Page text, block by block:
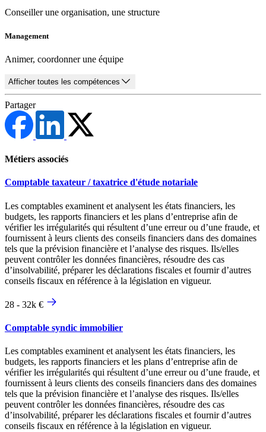
Conseiller une organisation, une structure
Management
Animer, coordonner une équipe
Afficher toutes les compétences
Partager
Métiers associés
Comptable taxateur / taxatrice d'étude notariale
Les comptables examinent et analysent les états financiers, les
budgets, les rapports financiers et les plans d’entreprise afin de
vérifier les irrégularités qui résultent d’une erreur ou d’une fraude, et
fournissent à leurs clients des conseils financiers dans des domaines
tels que la prévision financière et l’analyse des risques. Ils/elles
peuvent contrôler les données financières, résoudre des cas
d’insolvabilité, préparer les déclarations fiscales et fournir d’autres
conseils fiscaux en référence à la législation en vigueur.
28 - 32k €
Comptable syndic immobilier
Les comptables examinent et analysent les états financiers, les
budgets, les rapports financiers et les plans d’entreprise afin de
vérifier les irrégularités qui résultent d’une erreur ou d’une fraude, et
fournissent à leurs clients des conseils financiers dans des domaines
tels que la prévision financière et l’analyse des risques. Ils/elles
peuvent contrôler les données financières, résoudre des cas
d’insolvabilité, préparer les déclarations fiscales et fournir d’autres
conseils fiscaux en référence à la législation en vigueur.